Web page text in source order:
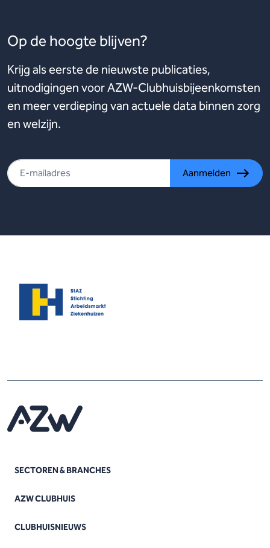
Op de hoogte blijven?
Krijg als eerste de nieuwste publicaties,
uitnodigingen voor AZW-Clubhuisbijeenkomsten
en meer verdieping van actuele data binnen zorg
en welzijn.
Aanmelden
SECTOREN & BRANCHES
AZW CLUBHUIS
CLUBHUISNIEUWS